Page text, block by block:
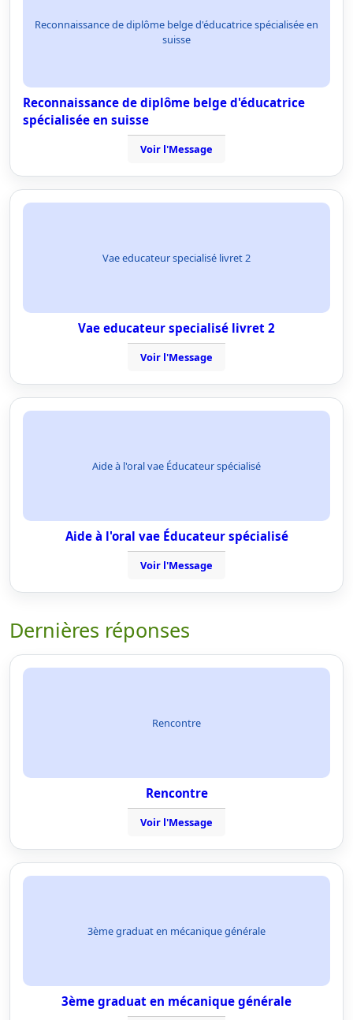
Reconnaissance de diplôme belge d'éducatrice spécialisée en
suisse
Reconnaissance de diplôme belge d'éducatrice
spécialisée en suisse
Voir l'Message
Vae educateur specialisé livret 2
Vae educateur specialisé livret 2
Voir l'Message
Aide à l'oral vae Éducateur spécialisé
Aide à l'oral vae Éducateur spécialisé
Voir l'Message
Dernières réponses
Rencontre
Rencontre
Voir l'Message
3ème graduat en mécanique générale
3ème graduat en mécanique générale